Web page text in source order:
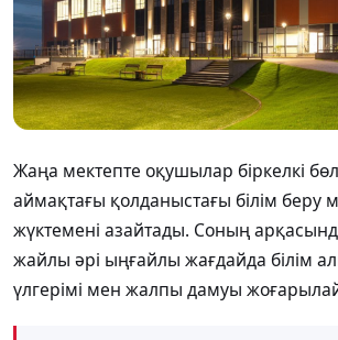
Жаңа мектепте оқушылар біркелкі
аймақтағы қолданыстағы білім беру
жүктемені азайтады. Соның
жайлы әрі ыңғайлы жағдайда білім
үлгерімі мен жалпы дамуы